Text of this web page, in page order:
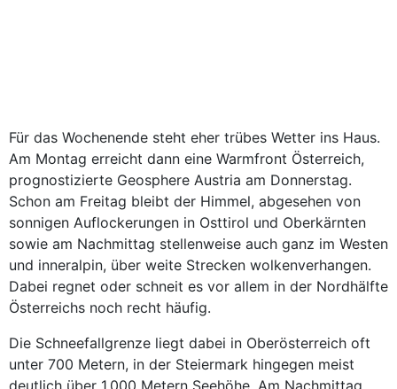
Für das Wochenende steht eher trübes Wetter ins Haus.
Am Montag erreicht dann eine Warmfront Österreich,
prognostizierte Geosphere Austria am Donnerstag.
Schon am Freitag bleibt der Himmel, abgesehen von
sonnigen Auflockerungen in Osttirol und Oberkärnten
sowie am Nachmittag stellenweise auch ganz im Westen
und inneralpin, über weite Strecken wolkenverhangen.
Dabei regnet oder schneit es vor allem in der Nordhälfte
Österreichs noch recht häufig.
Die Schneefallgrenze liegt dabei in Oberösterreich oft
unter 700 Metern, in der Steiermark hingegen meist
deutlich über 1.000 Metern Seehöhe. Am Nachmittag